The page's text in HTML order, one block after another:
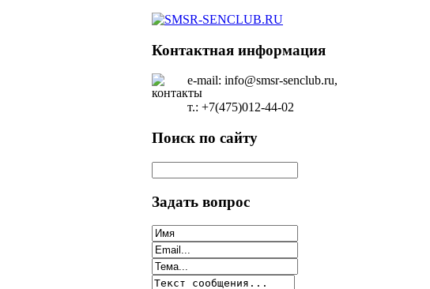
Контактная информация
e-mail: info@smsr-senclub.ru,
т.: +7(475)012-44-02
Поиск по сайту
Задать вопрос